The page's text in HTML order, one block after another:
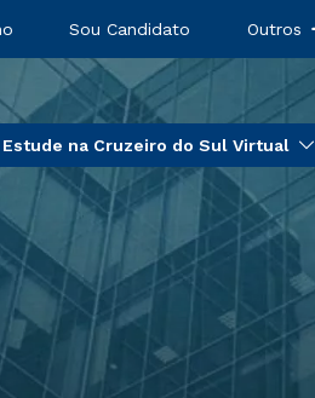
Sou Candidato Outros
Estude na Cruzeiro do Sul Virtual